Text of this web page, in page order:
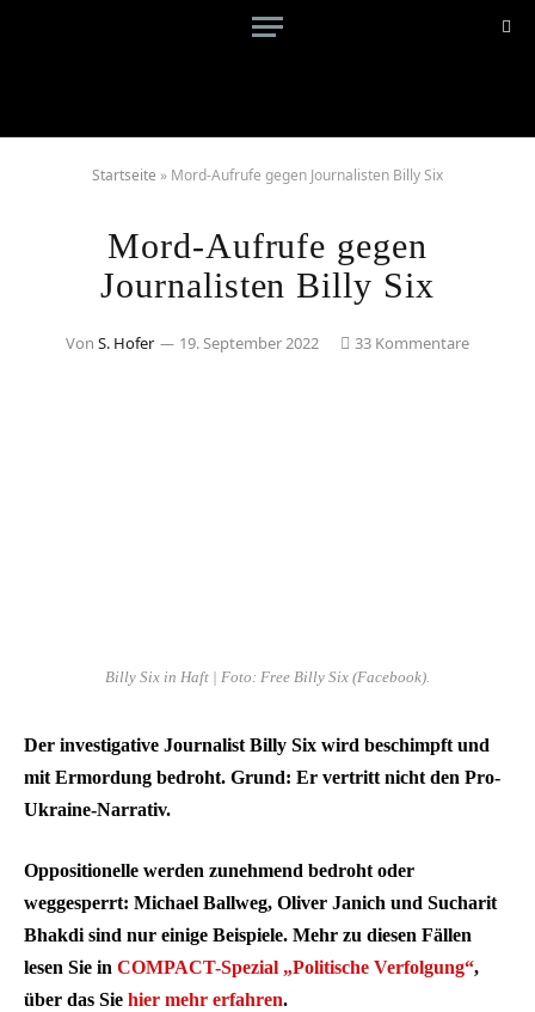
Startseite » Mord-Aufrufe gegen Journalisten Billy Six
Mord-Aufrufe gegen
Journalisten Billy Six
Von S. Hofer 19. September 2022 33 Kommentare
Billy Six in Haft | Foto: Free Billy Six (Facebook).
Der investigative Journalist Billy Six wird beschimpft und
mit Ermordung bedroht. Grund: Er vertritt nicht den Pro-
Ukraine-Narrativ.
Oppositionelle werden zunehmend bedroht oder
weggesperrt: Michael Ballweg, Oliver Janich und Sucharit
Bhakdi sind nur einige Beispiele. Mehr zu diesen Fällen
lesen Sie in COMPACT-Spezial „Politische Verfolgung“,
über das Sie hier mehr erfahren.